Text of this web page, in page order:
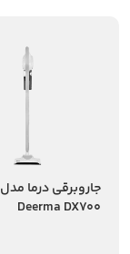
جاروبرقی درما مدل
Deerma DX700